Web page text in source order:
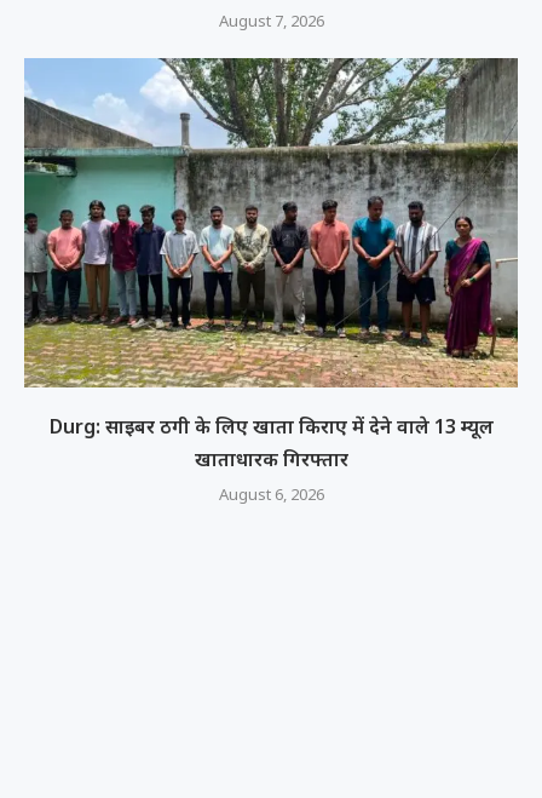
August 7, 2026
Durg: साइबर ठगी के लिए खाता किराए में देने वाले 13 म्यूल
खाताधारक गिरफ्तार
August 6, 2026